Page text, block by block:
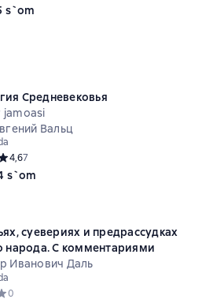
s`om
Средневековья
jamoasi
Вальц
рейтинг 4,6 на основе 7 оценок
4,67
s`om
суевериях и предрассудках
народа. С комментариями
Иванович Даль
рейтинг 0 на основе 0 оценок
0